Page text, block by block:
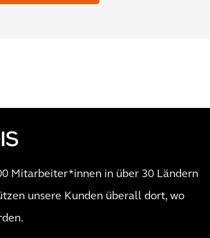
Mitarbeiter*innen in über 30 Ländern
unsere Kunden überall dort, wo